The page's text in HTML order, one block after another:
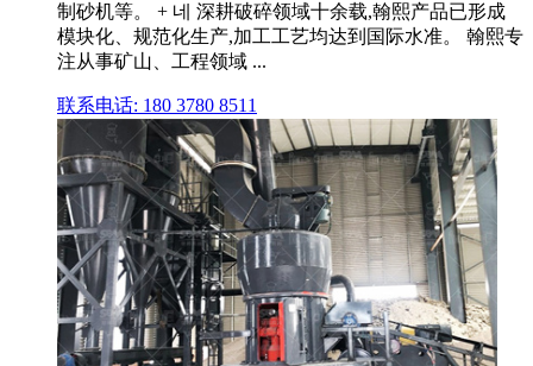
制砂机等。 + 네 深耕破碎领域十余载,翰熙产品已形成
模块化、规范化生产,加工工艺均达到国际水准。 翰熙专
注从事矿山、工程领域 ...
联系电话: 180 3780 8511